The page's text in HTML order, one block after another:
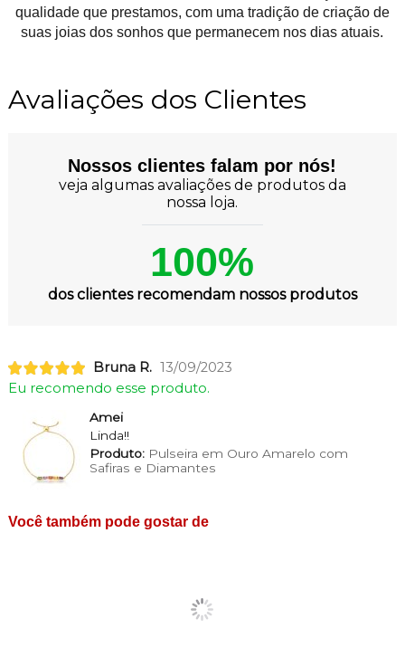
qualidade que prestamos, com uma tradição de criação de
suas joias dos sonhos que permanecem nos dias atuais.
Avaliações dos Clientes
Nossos clientes falam por nós!
veja algumas avaliações de produtos da
nossa loja.
100%
dos clientes recomendam nossos produtos
Bruna R. 13/09/2023
Eu recomendo esse produto.
Amei
Linda!!
Produto:Pulseira em Ouro Amarelo com
Safiras e Diamantes
Você também pode gostar de